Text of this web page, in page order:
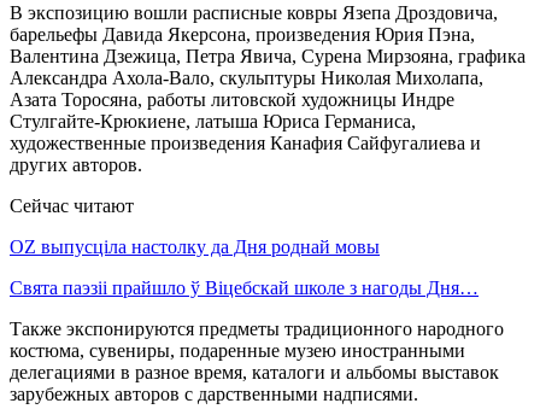
В экспозицию вошли расписные ковры Язепа Дроздовича,
барельефы Давида Якерсона, произведения Юрия Пэна,
Валентина Дзежица, Петра Явича, Сурена Мирзояна, графика
Александра Ахола-Вало, скульптуры Николая Михолапа,
Азата Торосяна, работы литовской художницы Индре
Стулгайте-Крюкиене, латыша Юриса Германиса,
художественные произведения Канафия Сайфугалиева и
других авторов.
Сейчас читают
OZ выпусціла настолку да Дня роднай мовы
Свята паэзіі прайшло ў Віцебскай школе з нагоды Дня…
Также экспонируются предметы традиционного народного
костюма, сувениры, подаренные музею иностранными
делегациями в разное время, каталоги и альбомы выставок
зарубежных авторов с дарственными надписями.